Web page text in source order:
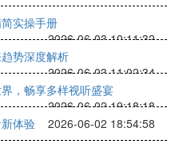
实操手册
2026-06-03 10:11:32
势深度解析
2026-06-03 11:02:34
，畅享多样视听盛宴
2026-06-02 19:18:18
体验
2026-06-02 18:54:58